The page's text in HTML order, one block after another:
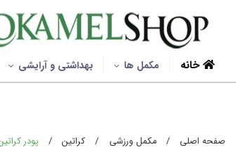
خانه مکمل ها بهداشتی و آرایشی
صفحه اصلی / مکمل ورزشی / کراتین / پودر